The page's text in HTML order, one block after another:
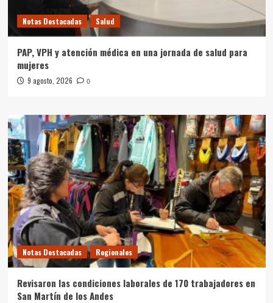
Notas Destacadas Salud
PAP, VPH y atención médica en una jornada de salud para
mujeres
9 agosto, 2026 0
Notas Destacadas Regionales
Revisaron las condiciones laborales de 170 trabajadores en
San Martín de los Andes